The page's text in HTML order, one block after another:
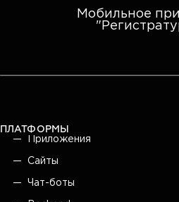
Мобильное
ПЛАТФОРМЫ
Приложения
Сайты
Чат-боты